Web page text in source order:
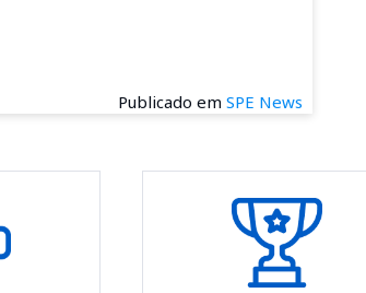
Publicado em SPE News